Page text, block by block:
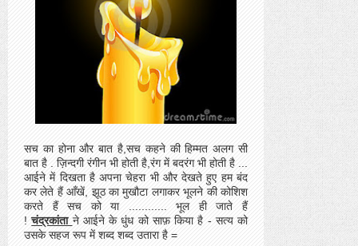
सच का होना और बात है,सच कहने की हिम्मत अलग सी
बात है . ज़िन्दगी रंगीन भी होती है,रंग में बदरंग भी होती है ...
आईने में दिखताहै अपना चेहरा भी और देखते हुए हम बंद
कर लेते हैं आँखें, झूठ का मुखौटा लगाकर भूलने की कोशिश
करते हैं सच को या ............ भूल ही जाते हैं
!चंद्रकांता ने आईने के धुंध को साफ़ किया है - सत्य को
उसके सहज रूप में शब्द शब्द उतारा है =